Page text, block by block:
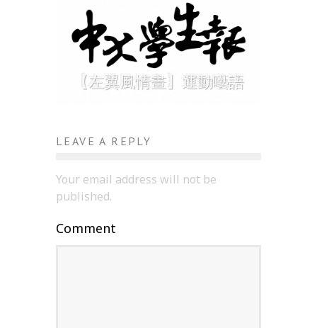
【左翼風情畫】運動囈語
LEAVE A REPLY
Your email address will not be
published.
Comment